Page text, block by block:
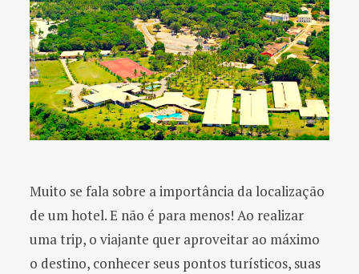
Muito se fala sobre a importância da localização
de um hotel. E não é para menos! Ao realizar
uma trip, o viajante quer aproveitar ao máximo
o destino, conhecer seus pontos turísticos, suas